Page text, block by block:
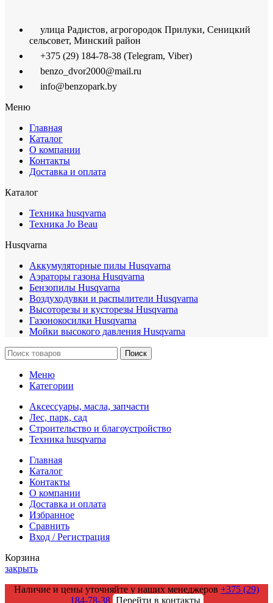
улица Радистов, агрогородок Прилуки, Сеницкий
сельсовет, Минский район
+375 (29) 184-78-38 (Telegram, Viber)
benzo_dvor2000@mail.ru
info@benzopark.by
Меню
Главная
Каталог
О компании
Контакты
Доставка и оплата
Каталог
Техника husqvarna
Техника Jo Beau
Husqvarna
Аккумуляторные пилы Husqvarna
Аэраторы газона Husqvarna
Бензопилы Husqvarna
Воздуходувки и распылители Husqvarna
Высоторезы и кусторезы Husqvarna
Газонокосилки Husqvarna
Мойки высокого давления Husqvarna
Поиск
Меню
Категории
Аксессуары, масла, запчасти
Лес, парк, сад
Строительство и благоустройство
Техника husqvarna
Главная
Каталог
Контакты
О компании
Доставка и оплата
Избранное
Сравнить
Вход / Регистрация
Корзина
закрыть
Наличие и цены уточняйте у наших менеджеров +375 (29)
184-78-38 Перейти в контакты